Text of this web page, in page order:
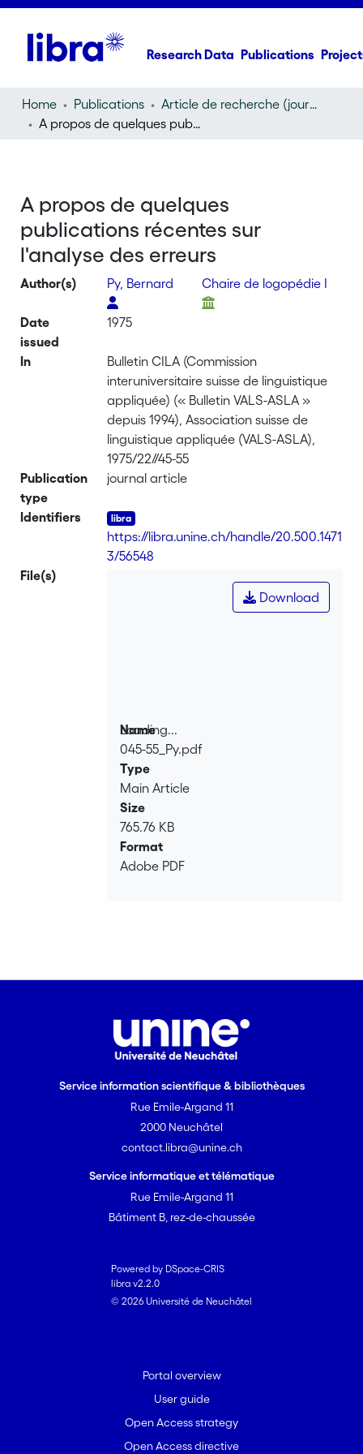
Research Data Publications
Home Publications
Article de recherche (journal article)
A propos de quelques publications récentes sur l'analyse des erreurs
A propos de quelques
publications récentes sur
l'analyse des erreurs
Author(s) Py, Bernard Chaire de logopédie I
Date
issued
1975
In
Bulletin CILA (Commission
interuniversitaire suisse de linguistique
appliquée) (« Bulletin VALS-ASLA »
depuis 1994), Association suisse de
linguistique appliquée (VALS-ASLA),
1975/22//45-55
Publication
type
journal article
Identifiers
https://libra.unine.ch/handle/20.500.1471
3/56548
File(s)
Loading...
Loading...
Download
Name
045-55_Py.pdf
Type
Main Article
Size
765.76 KB
Format
Adobe PDF
Service information scientifique & bibliothèques
Rue Emile-Argand 11
2000 Neuchâtel
contact.libra@unine.ch
Service informatique et télématique
Rue Emile-Argand 11
Bâtiment B, rez-de-chaussée
Powered by DSpace-CRIS
libra v2.2.0
© 2026 Université de Neuchâtel
Portal overview
User guide
Open Access strategy
Open Access directive